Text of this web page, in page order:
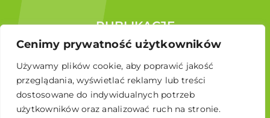
Cenimy prywatność użytkowników
Używamy plików cookie, aby poprawić jakość
przeglądania, wyświetlać reklamy lub treści
dostosowane do indywidualnych potrzeb
użytkowników oraz analizować ruch na stronie.
PUBLIKACJE
Raporty
Broszura edukacyjna